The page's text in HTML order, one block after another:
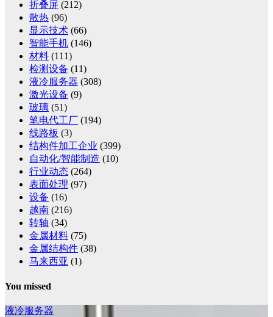
折叠屏 (212)
散热 (96)
显示技术 (66)
智能手机 (146)
材料 (111)
检测设备 (11)
液冷服务器 (308)
激光设备 (9)
玻璃 (51)
笔电代工厂 (194)
线路板 (3)
结构件加工企业 (399)
自动化/智能制造 (10)
行业动态 (264)
表面处理 (97)
设备 (16)
越南 (216)
转轴 (34)
金属材料 (75)
金属结构件 (38)
马来西亚 (1)
You missed
液冷服务器